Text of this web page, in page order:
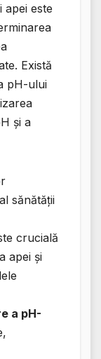
este
Există
pH-ului
și a
sănătății
crucială
apei și
a pH-